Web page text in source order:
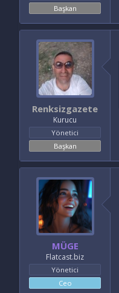
Başkan
Renksizgazete
Kurucu
Yönetici
Başkan
MÜGE
Flatcast.biz
Yönetici
Ceo